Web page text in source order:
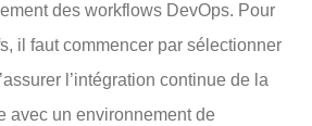
des workflows DevOps. Pour
il faut commencer par sélectionner
l’intégration continue de la
avec un environnement de